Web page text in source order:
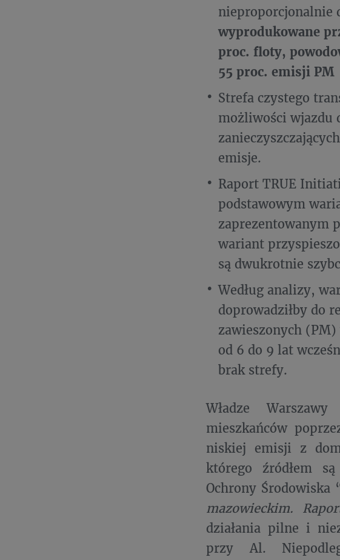
nieproporcjonalnie
wyprodukowane
proc. floty,
55 proc. emisji PM
Strefa czystego
możliwości wjazdu
emisje.
Raport TRUE
podstawowym
zaprezentowanym
wariant
są dwukrotnie
Według analizy,
doprowadziłby do
zawieszonych
od 6 do 9 lat
brak strefy.
Władze
mieszkańców
niskiej emisji z
którego źródłem
Ochrony Środowiska
mazowieckim.
działania pilne i
przy Al.